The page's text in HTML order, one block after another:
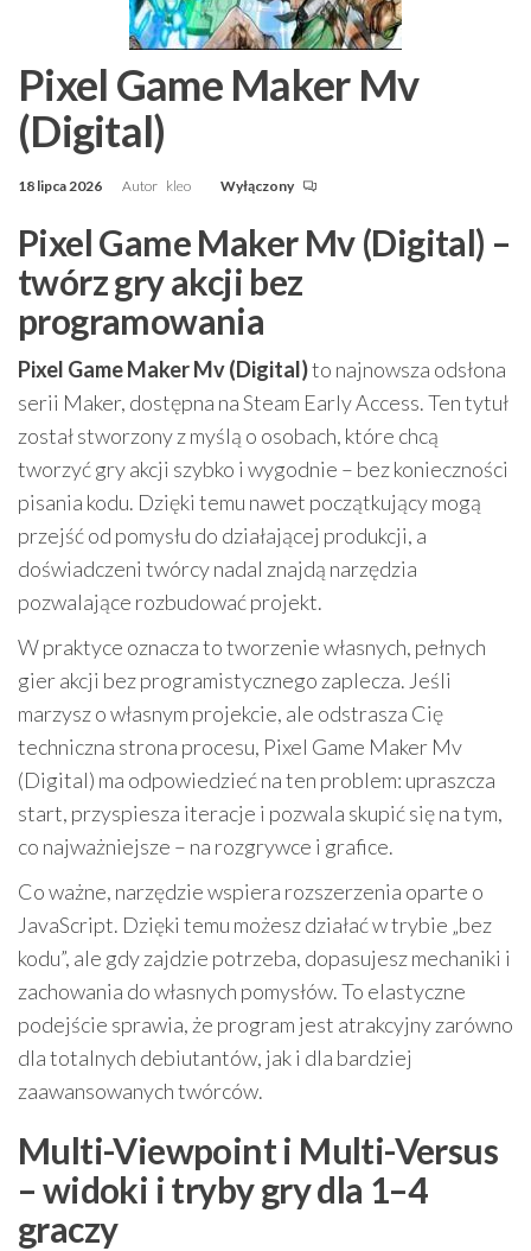
Pixel Game Maker Mv
(Digital)
18 lipca 2026 Autor kleo Wyłączony
Pixel Game Maker Mv (Digital) –
twórz gry akcji bez
programowania
Pixel Game Maker Mv (Digital)to najnowsza odsłona
serii Maker, dostępna na Steam Early Access. Ten tytuł
został stworzony z myślą o osobach, które chcą
tworzyć gry akcji szybko i wygodnie – bez konieczności
pisania kodu. Dzięki temu nawet początkujący mogą
przejść od pomysłu do działającej produkcji, a
doświadczeni twórcy nadal znajdą narzędzia
pozwalające rozbudować projekt.
W praktyce oznacza to tworzenie własnych, pełnych
gier akcji bez programistycznego zaplecza. Jeśli
marzysz o własnym projekcie, ale odstrasza Cię
techniczna strona procesu, Pixel Game Maker Mv
(Digital) ma odpowiedzieć na ten problem: upraszcza
start, przyspiesza iteracje i pozwala skupić się na tym,
co najważniejsze – na rozgrywce i grafice.
Co ważne, narzędzie wspiera rozszerzenia oparte o
JavaScript. Dzięki temu możesz działać w trybie „bez
kodu”, ale gdy zajdzie potrzeba, dopasujesz mechaniki i
zachowania do własnych pomysłów. To elastyczne
podejście sprawia, że program jest atrakcyjny zarówno
dla totalnych debiutantów, jak i dla bardziej
zaawansowanych twórców.
Multi-Viewpoint i Multi-Versus
– widoki i tryby gry dla 1–4
graczy